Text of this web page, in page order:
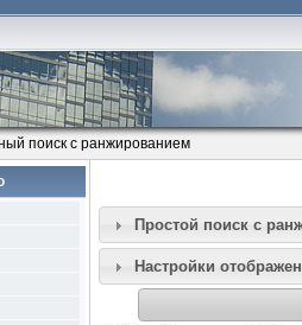
поиск с ранжированием
Простой поиск c
Настройки